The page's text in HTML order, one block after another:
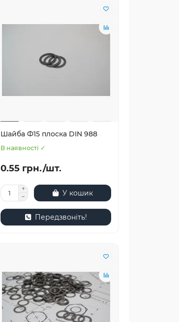
Шайба Ф15 плоска DIN 988
В наявності ✓
0.55 грн./шт.
У кошик
Передзвоніть!